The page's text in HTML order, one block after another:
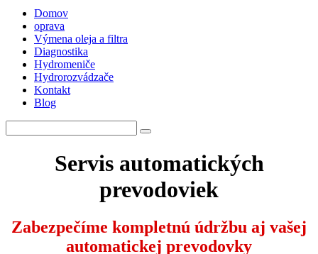
Domov
oprava
Výmena oleja a filtra
Diagnostika
Hydromeniče
Hydrorozvádzače
Kontakt
Blog
Servis automatických
prevodoviek
Zabezpečíme kompletnú údržbu aj vašej
automatickej prevodovky